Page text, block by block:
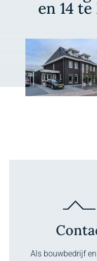
en 14
Als bouwbedrijf